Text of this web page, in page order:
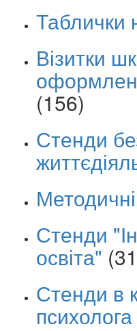
Таблички
Візитки
(156)
Стенди
Стенди
освіта"
Стенди в
психолога